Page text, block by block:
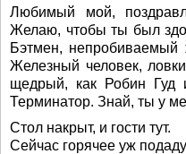
Любимый мой,
Желаю, чтобы ты был
Бэтмен, непробиваемый
Железный человек,
щедрый, как Робин Гуд
Терминатор. Знай, ты у
Стол накрыт, и гости тут.
Сейчас горячее уж